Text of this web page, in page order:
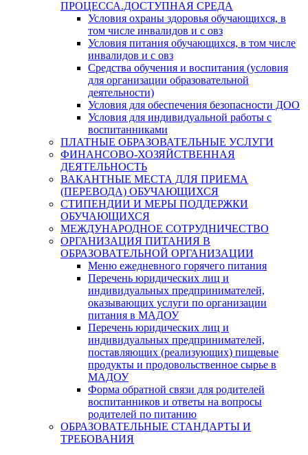
ПРОЦЕССА.ДОСТУПНАЯ СРЕДА
Условия охраны здоровья обучающихся, в
том числе инвалидов и с овз
Условия питания обучающихся, в том числе
инвалидов и с овз
Средства обучения и воспитания (условия
для организации образовательной
деятельности)
Условия для обеспечения безопасности ДОО
Условия для индивидуальной работы с
воспитанниками
ПЛАТНЫЕ ОБРАЗОВАТЕЛЬНЫЕ УСЛУГИ
ФИНАНСОВО-ХОЗЯЙСТВЕННАЯ
ДЕЯТЕЛЬНОСТЬ
ВАКАНТНЫЕ МЕСТА ДЛЯ ПРИЕМА
(ПЕРЕВОДА) ОБУЧАЮЩИХСЯ
СТИПЕНДИИ И МЕРЫ ПОДДЕРЖКИ
ОБУЧАЮЩИХСЯ
МЕЖДУНАРОДНОЕ СОТРУДНИЧЕСТВО
ОРГАНИЗАЦИЯ ПИТАНИЯ В
ОБРАЗОВАТЕЛЬНОЙ ОРГАНИЗАЦИИ
Меню ежедневного горячего питания
Перечень юридических лиц и
индивидуальных предпринимателей,
оказывающих услуги по организации
питания в МАДОУ
Перечень юридических лиц и
индивидуальных предпринимателей,
поставляющих (реализующих) пищевые
продукты и продовольственное сырье в
МАДОУ
Форма обратной связи для родителей
воспитанников и ответы на вопросы
родителей по питанию
ОБРАЗОВАТЕЛЬНЫЕ СТАНДАРТЫ И
ТРЕБОВАНИЯ